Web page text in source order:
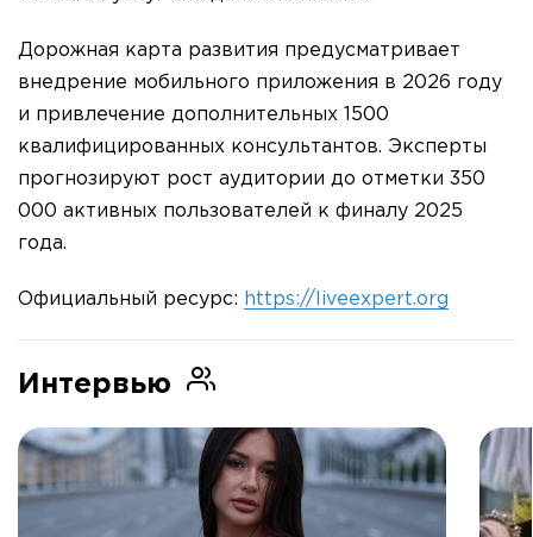
Дорожная карта развития предусматривает
внедрение мобильного приложения в 2026 году
и привлечение дополнительных 1500
квалифицированных консультантов. Эксперты
прогнозируют рост аудитории до отметки 350
000 активных пользователей к финалу 2025
года.
Официальный ресурс: https://liveexpert.org
Интервью